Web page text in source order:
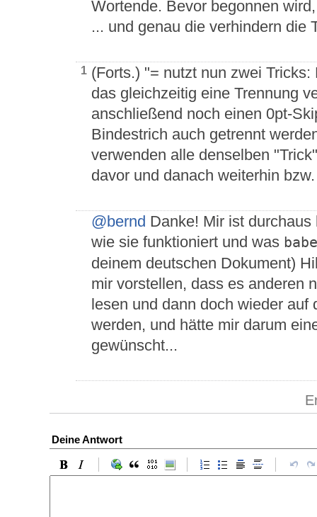
Wortende. Bevor begonnen
... und genau die verhindern die
1 (Forts.) "= nutzt nun zwei
das gleichzeitig eine Trennung
anschließend noch einen 0pt-
Bindestrich auch getrennt
verwenden alle denselben
davor und danach weiterhin
@bernd Danke! Mir ist
wie sie funktioniert und was
deinem deutschen Dokument)
mir vorstellen, dass es anderen
lesen und dann doch wieder
werden, und hätte mir darum
gewünscht...
Deine Antwort